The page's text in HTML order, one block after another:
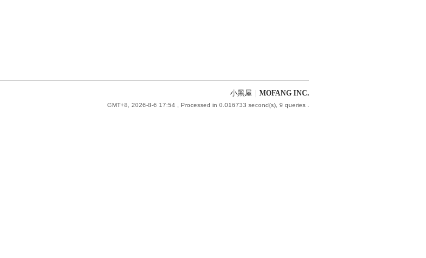
小黑屋 MOFANG INC.
GMT+8, 2026-8-6 17:54 , Processed in 0.016733 second(s), 9 queries .